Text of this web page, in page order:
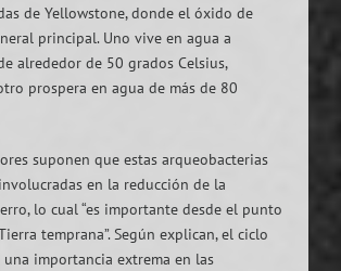
de Yellowstone, donde el óxido de
principal. Uno vive en agua a
alrededor de 50 grados Celsius,
prospera en agua de más de 80
suponen que estas arqueobacterias
en la reducción de la
lo cual “es importante desde el punto
temprana”. Según explican, el ciclo
importancia extrema en las